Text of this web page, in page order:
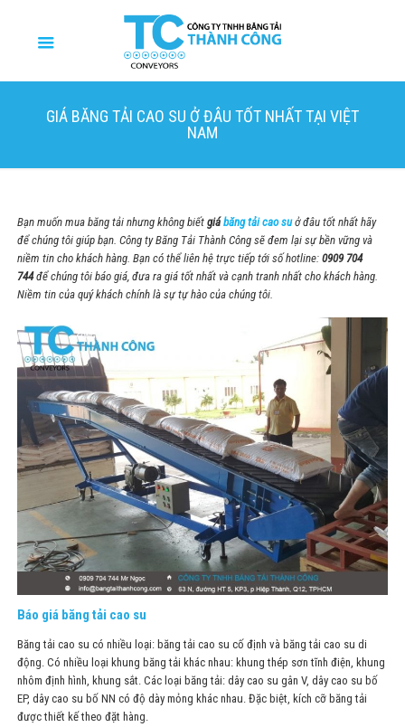
GIÁ BĂNG TẢI CAO SU Ở ĐÂU TỐT NHẤT TẠI VIỆT
NAM
Bạn muốn mua băng tải nhưng không biếtgiábăng tải cao suở đâu tốt nhất hãy
để chúng tôi giúp bạn. Công ty Băng Tải Thành Công sẽ đem lại sự bền vững và
niềm tin cho khách hàng. Bạn có thể liên hệ trực tiếp tới số hotline:0909 704
744để chúng tôi báo giá, đưa ra giá tốt nhất và cạnh tranh nhất cho khách hàng.
Niềm tin của quý khách chính là sự tự hào của chúng tôi.
Báo giá băng tải cao su
Băng tải cao su có nhiều loại: băng tải cao su cố định và băng tải cao su di
động. Có nhiều loại khung băng tải khác nhau: khung thép sơn tĩnh điện, khung
nhôm định hình, khung sắt. Các loại băng tải: dây cao su gân V, dây cao su bố
EP, dây cao su bố NN có độ dày mỏng khác nhau. Đặc biệt, kích cỡ băng tải
được thiết kế theo đặt hàng.